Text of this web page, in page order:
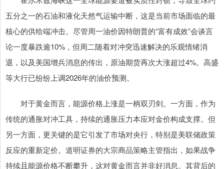
五分之一的石油和液化天然气运输中断，这是当前市场面临的最
核心的供给端冲击。尽管周一油价因特朗普的“富有成效”会谈言
论一度暴跌逾10%，但周二随着对冲突迅速解决的乐观情绪消
退，以及美国增兵消息的传出，原油期货再次大涨超过4%。高盛
等大行已纷纷上调2026年的油价预测。
对于黄金而言，能源价格上涨是一柄双刃剑。一方面，作为
传统的通胀对冲工具，持续的通胀压力本应对金价构成支撑。但
另一方面，更关键的是它引发了市场对央行，特别是美联储政策
反应的重新定价。道明证券的大宗商品策略主管指出，如果战争
持续且能源价格不断攀升，这对黄金而言并非好消息。其背后的